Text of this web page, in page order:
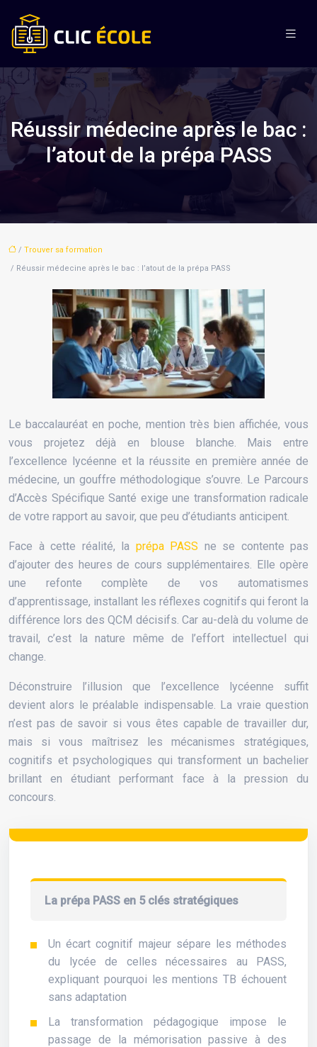
Réussir médecine après le bac :
l’atout de la prépa PASS
/ Trouver sa formation
/ Réussir médecine après le bac : l’atout de la prépa PASS
Le baccalauréat en poche, mention très bien affichée, vous
vous projetez déjà en blouse blanche. Mais entre
l’excellence lycéenne et la réussite en première année de
médecine, un gouffre méthodologique s’ouvre. Le Parcours
d’Accès Spécifique Santé exige une transformation radicale
de votre rapport au savoir, que peu d’étudiants anticipent.
Face à cette réalité, la prépa PASS ne se contente pas
d’ajouter des heures de cours supplémentaires. Elle opère
une refonte complète de vos automatismes
d’apprentissage, installant les réflexes cognitifs qui feront la
différence lors des QCM décisifs. Car au-delà du volume de
travail, c’est la nature même de l’effort intellectuel qui
change.
Déconstruire l’illusion que l’excellence lycéenne suffit
devient alors le préalable indispensable. La vraie question
n’est pas de savoir si vous êtes capable de travailler dur,
mais si vous maîtrisez les mécanismes stratégiques,
cognitifs et psychologiques qui transforment un bachelier
brillant en étudiant performant face à la pression du
concours.
La prépa PASS en 5 clés stratégiques
Un écart cognitif majeur sépare les méthodes
du lycée de celles nécessaires au PASS,
expliquant pourquoi les mentions TB échouent
sans adaptation
La transformation pédagogique impose le
passage de la mémorisation passive à des